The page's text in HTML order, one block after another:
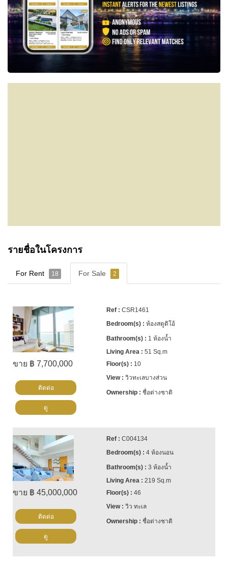
รายชื่อในโครงการ
For Rent 18 For Sale 2
ขาย ฿ 7,700,000
CSR1461
ห้องสตูดิโอ้
1 ห้องน้ำ
51 Sq.m
10
วิวทะเลบางส่วน
ชื่อต่างชาติ
ติดต่อ
ดู
ขาย ฿ 45,000,000
C004134
4 ห้องนอน
3 ห้องน้ำ
219 Sq.m
46
วิว ทะเล
ชื่อต่างชาติ
ติดต่อ
ดู